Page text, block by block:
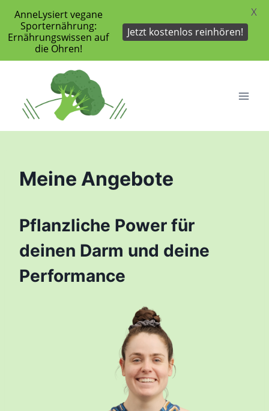
springen
Meine Angebote
Pflanzliche Power für
deinen Darm und deine
Performance
AnneLysiert vegane
Sporternährung:
Ernährungswissen auf
die Ohren!
Jetzt kostenlos reinhören!
X